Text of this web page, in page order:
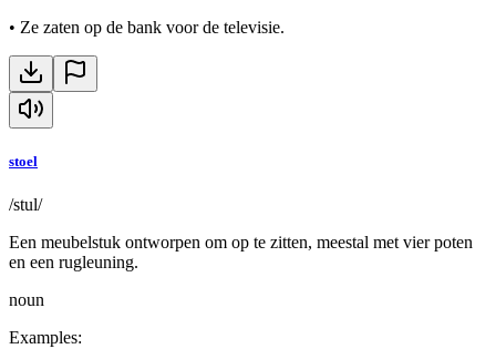
• Ze zaten op de bank voor de televisie.
stoel
/stul/
Een meubelstuk ontworpen om op te zitten, meestal met vier poten
en een rugleuning.
noun
Examples: